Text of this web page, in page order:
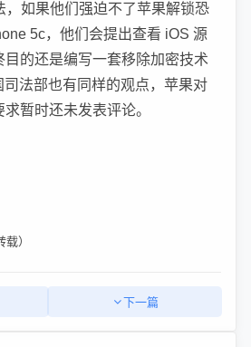
，如果他们强迫不了苹果解锁恐
5c，他们会提出查看 iOS 源
目的还是编写一套移除加密技术
法部也有同样的观点，苹果对
暂时还未发表评论。
）
下一篇